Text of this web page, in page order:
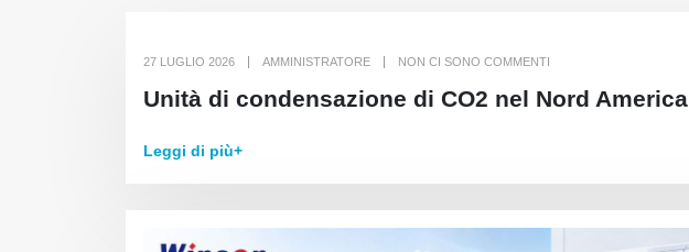
27 LUGLIO 2026 AMMINISTRATORE NON CI SONO COMMENTI
Unità di condensazione di CO2 nel Nord America
Leggi di più+